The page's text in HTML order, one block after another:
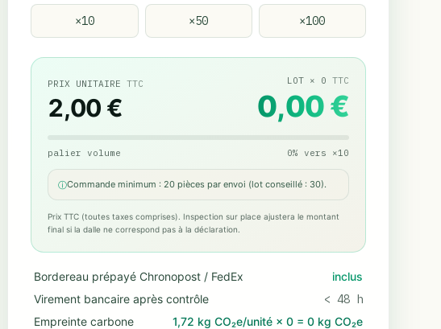
×10 ×50 ×100
PRIX UNITAIRE TTC
2,00 €
LOT× 0 TTC
0,00 €
palier volume 0% vers ×10
ⓘCommande minimum : 20 pièces par envoi (lot conseillé : 30).
Prix TTC (toutes taxes comprises). Inspection sur place ajustera le montant
final si la dalle ne correspond pas à la déclaration.
Bordereau prépayé Chronopost / FedEx
inclus
Virement bancaire après contrôle
< 48 h
Empreinte carbone
1,72 kg CO₂e/unité× 0= 0 kg CO₂e